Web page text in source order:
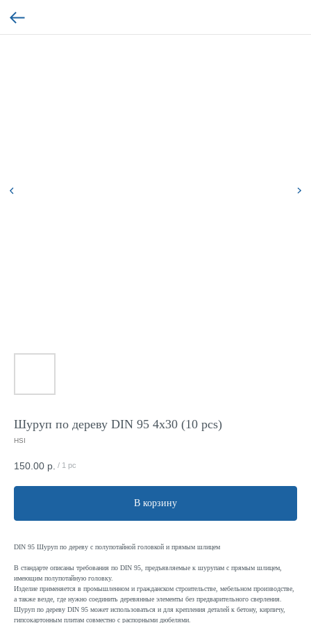
Шуруп по дереву DIN 95 4x30 (10 pcs)
HSI
150.00 р. / 1 pc
В корзину
DIN 95 Шуруп по дереву с полупотайной головкой и прямым шлицем
В стандарте описаны требования по DIN 95, предъявляемые к шурупам с прямым шлицем,
имеющим полупотайную головку.
Изделие применяется в промышленном и гражданском строительстве, мебельном производстве,
а также везде, где нужно соединить деревянные элементы без предварительного сверления.
Шуруп по дереву DIN 95 может использоваться и для крепления деталей к бетону, кирпичу,
гипсокартонным плитам совместно с распорными дюбелями.